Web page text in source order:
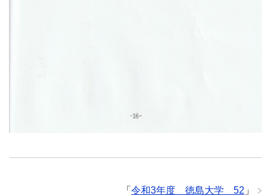
「 令和3年度 徳島大学 52 」